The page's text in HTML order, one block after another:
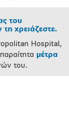
του
χρειάζεστε.
Hospital,
μέτρα
του.